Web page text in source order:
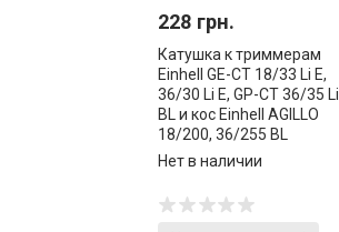
228 грн.
Катушка к триммерам
Einhell GE-CT 18/33 Li E,
36/30 Li E, GP-CT 36/35 Li
BL и кос Einhell AGILLO
18/200, 36/255 BL
(3405096)
Нет в наличии